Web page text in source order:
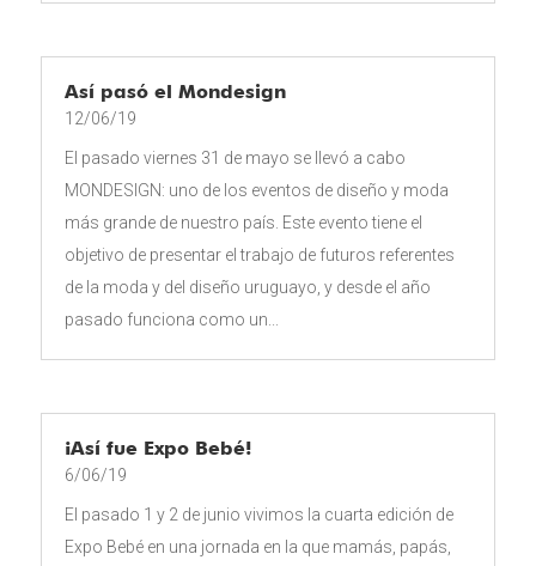
Así pasó el Mondesign
12/06/19
El pasado viernes 31 de mayo se llevó a cabo
MONDESIGN: uno de los eventos de diseño y moda
más grande de nuestro país. Este evento tiene el
objetivo de presentar el trabajo de futuros referentes
de la moda y del diseño uruguayo, y desde el año
pasado funciona como un...
¡Así fue Expo Bebé!
6/06/19
El pasado 1 y 2 de junio vivimos la cuarta edición de
Expo Bebé en una jornada en la que mamás, papás,